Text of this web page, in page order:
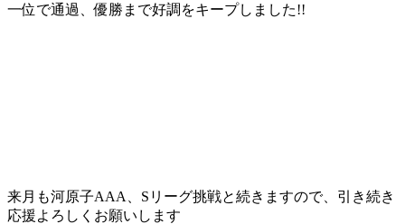
一位で通過、優勝まで好調をキープしました!!
来月も河原子AAA、Sリーグ挑戦と続きますので、引き続き
応援よろしくお願いします